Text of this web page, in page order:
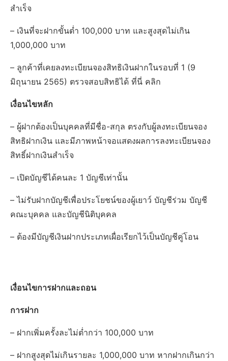
สำเร็จ
– เงินที่จะฝากขั้นต่ำ 100,000 บาท และสูงสุดไม่เกิน
1,000,000 บาท
– ลูกค้าที่เคยลงทะเบียนจองสิทธิเงินฝากในรอบที่ 1 (9
มิถุนายน 2565) ตรวจสอบสิทธิได้ ที่นี่ คลิก
เงื่อนไขหลัก
– ผู้ฝากต้องเป็นบุคคลที่มีชื่อ-สกุล ตรงกับผู้ลงทะเบียนจอง
สิทธิฝากเงิน และมีภาพหน้าจอแสดงผลการลงทะเบียนจอง
สิทธิ์ฝากเงินสำเร็จ
– เปิดบัญชีได้คนละ 1 บัญชีเท่านั้น
– ไม่รับฝากบัญชีเพื่อประโยชน์ของผู้เยาว์ บัญชีร่วม บัญชี
คณะบุคคล และบัญชีนิติบุคคล
– ต้องมีบัญชีเงินฝากประเภทเผื่อเรียกไว้เป็นบัญชีคู่โอน
เงื่อนไขการฝากและถอน
การฝาก
– ฝากเพิ่มครั้งละไม่ต่ำกว่า 100,000 บาท
– ฝากสูงสุดไม่เกินรายละ 1,000,000 บาท หากฝากเกินกว่า